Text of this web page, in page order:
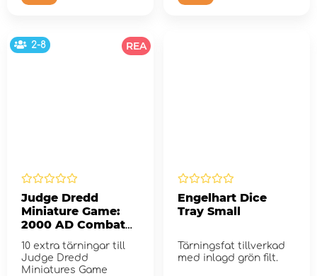
2-8 REA
Judge Dredd
Miniature Game:
2000 AD Combat
10 extra tärningar till
Judge Dredd
Miniatures Game
Engelhart Dice
Tray Small
Tärningsfat tillverkad
med inlagd grön filt.